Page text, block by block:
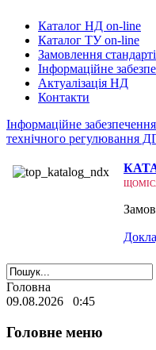
Каталог НД on-line
Каталог ТУ on-line
Замовлення
Інформаційне
Актуалізація НД
Контакти
Інформаційне
технічного
Головна
09.08.2026 0:45
Головне меню